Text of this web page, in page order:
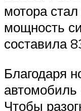
мотора
мощность
составила
Благодаря
Чтобы